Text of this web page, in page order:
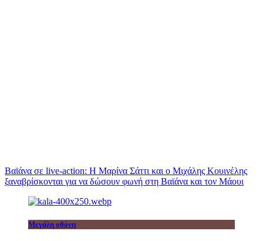
Βαϊάνα σε live-action: Η Μαρίνα Σάττι και ο Μιχάλης Κουινέλης
ξαναβρίσκονται για να δώσουν φωνή στη Βαϊάνα και τον Μάουι
Μεγάλη οθόνη